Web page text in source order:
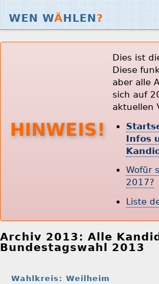
WEN WÄHLEN?
HINWEIS!
Dies ist
Diese
aber alle
sich auf
aktuellen
Infos
Wofür
2017?
Liste
Archiv 2013: Alle
Bundestagswahl 2013
Wahlkreis: Weilheim